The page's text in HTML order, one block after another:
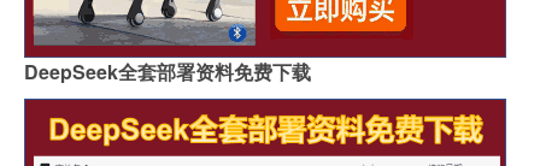
DeepSeek全套部署资料免费下载